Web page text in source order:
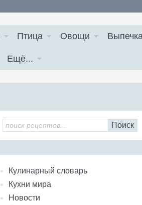
Птица Овощи
Ещё...
Поиск
Кулинарный словарь
Кухни мира
Новости